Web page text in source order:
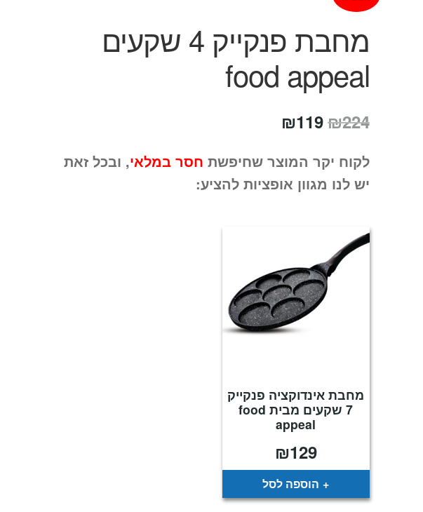
מחבת פנקייק 4 שקעים
food appeal
₪224
המחיר
היה:
₪224.
₪119
הוא:
₪119.
לקוח יקר המוצר שחיפשת חסר במלאי, ובכל זאת
יש לנו מגוון אופציות להציע:
מחבת אינדוקציה פנקייק
7 שקעים מבית food
appeal
₪129
הוספה לסל